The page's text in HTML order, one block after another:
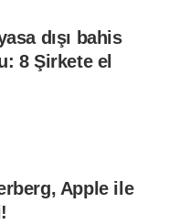
dışı bahis
8 Şirkete el
Apple ile